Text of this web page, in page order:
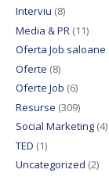
Interviu (8)
Media & PR(11)
Oferta Job saloane
Oferte (8)
Oferte Job (6)
Resurse (309)
Social Marketing(4)
TED (1)
Uncategorized (2)